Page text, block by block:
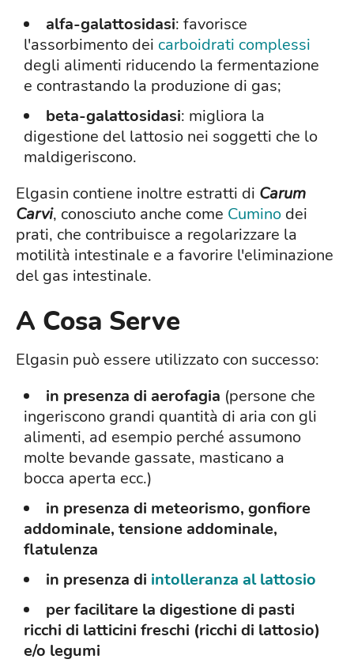
alfa-galattosidasi: favorisce
l'assorbimento dei carboidrati complessi
degli alimenti riducendo la fermentazione
e contrastando la produzione di gas;
beta-galattosidasi: migliora la
digestione del lattosio nei soggetti che lo
maldigeriscono.
Elgasin contiene inoltre estratti di Carum
Carvi, conosciuto anche come Cumino dei
prati, che contribuisce a regolarizzare la
motilità intestinale e a favorire l'eliminazione
del gas intestinale.
A Cosa Serve
Elgasin può essere utilizzato con successo:
in presenza di aerofagia (persone che
ingeriscono grandi quantità di aria con gli
alimenti, ad esempio perché assumono
molte bevande gassate, masticano a
bocca aperta ecc.)
in presenza di meteorismo, gonfiore
addominale, tensione addominale,
flatulenza
in presenza di intolleranza al lattosio
per facilitare la digestione di pasti
ricchi di latticini freschi (ricchi di lattosio)
e/o legumi